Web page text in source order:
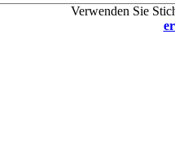
Verwenden Sie